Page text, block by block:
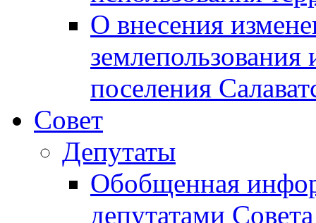
О внесения
землепользования
поселения
Совет
Депутаты
Обобщенная
депутатами